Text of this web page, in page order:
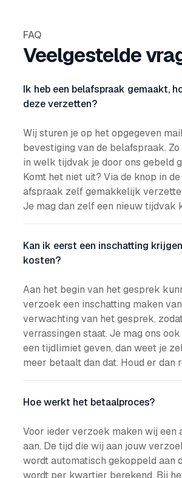
FAQ
Veelgestelde
Ik heb een belafspraak gemaakt,
deze verzetten?
Wij sturen je op het opgegeven
bevestiging van de belafspraak.
in welk tijdvak je door ons gebeld
Komt het niet uit? Via de knop in
afspraak zelf gemakkelijk
Je mag dan zelf een nieuw tijdvak
Kan ik eerst een inschatting
kosten?
Aan het begin van het gesprek
verzoek een inschatting maken
verwachting van het gesprek,
verrassingen staat. Je mag ons
een tijdlimiet geven, dan weet je
meer betaalt dan dat. Houd er dan
Hoe werkt het betaalproces?
Voor ieder verzoek maken wij een
aan. De tijd die wij aan jouw
wordt automatisch gekoppeld aan